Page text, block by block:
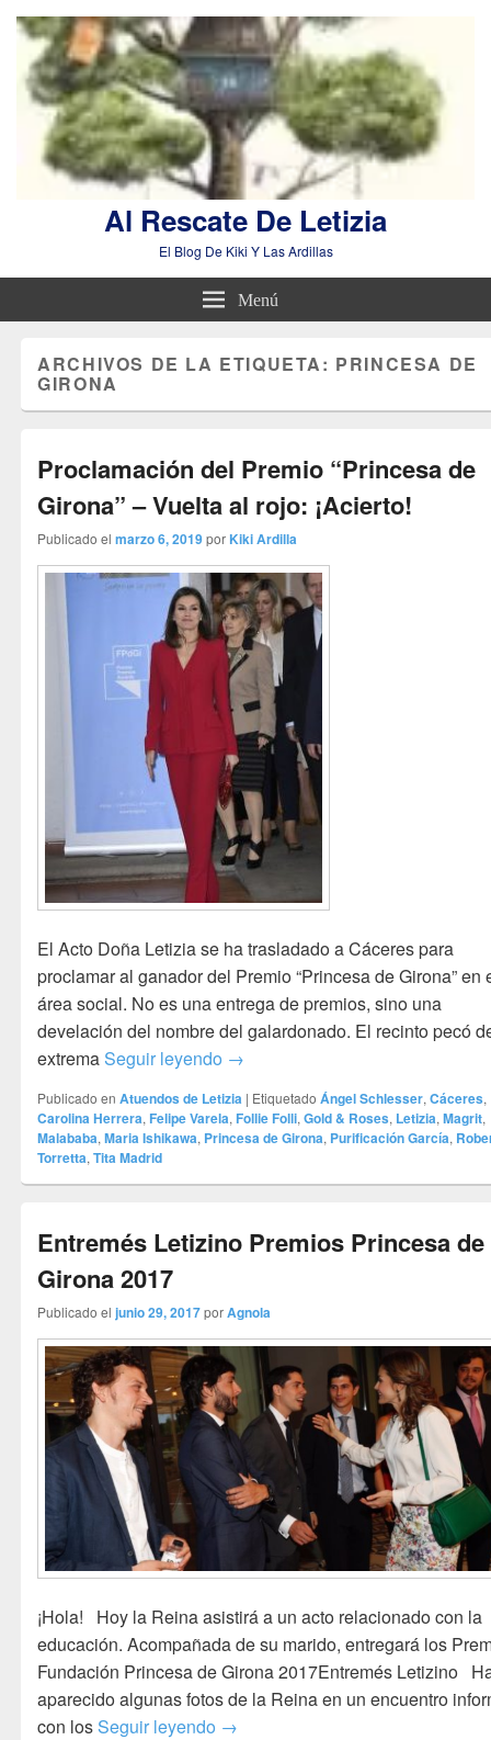
Al Rescate De Letizia
El Blog De Kiki Y Las Ardillas
Menú
ARCHIVOS DE LA ETIQUETA: PRINCESA DE
GIRONA
Proclamación del Premio “Princesa de
Girona” – Vuelta al rojo: ¡Acierto!
Publicado el marzo 6, 2019por Kiki Ardilla
El Acto Doña Letizia se ha trasladado a Cáceres para
proclamar al ganador del Premio “Princesa de Girona” en
área social. No es una entrega de premios, sino una
develación del nombre del galardonado. El recinto pecó
extremaSeguir leyendo Proclamación del Premio
→
Publicado en Atuendos de Letizia | Etiquetado Ángel Schlesser,Cáceres,
Carolina Herrera, Felipe Varela, Follie Folli,Gold & Roses, Letizia,Magrit,
Malababa,Maria Ishikawa, Princesa de Girona, Purificación García,
Torretta,Tita Madrid
Entremés Letizino Premios Princesa de
Girona 2017
Publicado el junio 29, 2017porAgnola
¡Hola! Hoy la Reina asistirá a un acto relacionado con la
educación. Acompañada de su marido, entregará los
Fundación Princesa de Girona 2017Entremés Letizino
aparecido algunas fotos de la Reina en un encuentro
con losSeguir leyendo Entremés Letizino Premios
→